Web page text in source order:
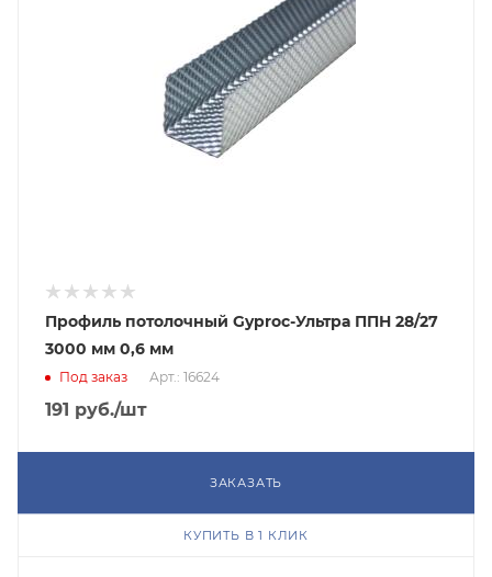
Профиль потолочный Gyproc-Ультра ППН 28/27
3000 мм 0,6 мм
Под заказ Арт.: 16624
191 руб./шт
ЗАКАЗАТЬ
КУПИТЬ В 1 КЛИК